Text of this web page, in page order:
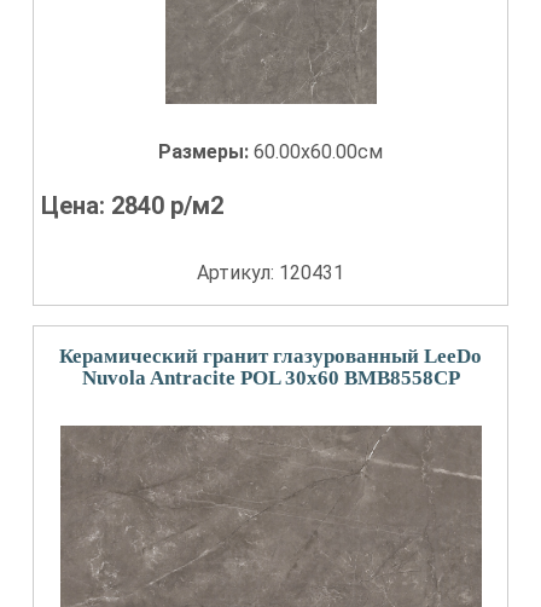
Размеры: 60.00x60.00см
Цена: 2840 р/м2
Артикул: 120431
Керамический гранит глазурованный LeeDo
Nuvola Antracite POL 30x60 BMB8558CP